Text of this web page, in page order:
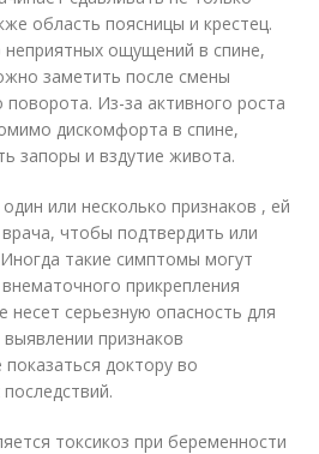
область поясницы и крестец.
ощущений в спине,
заметить после смены
Из-за активного роста
дискомфорта в спине,
запоры и вздутие живота.
или несколько признаков , ей
чтобы подтвердить или
такие симптомы могут
прикрепления
несет серьезную опасность для
признаков
доктору во
токсикоз при беременности